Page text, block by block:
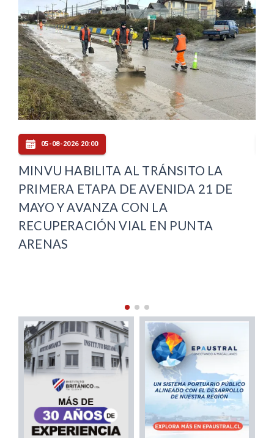
05-08-2026 20:00
MINVU HABILITA AL TRÁNSITO LA
PRIMERA ETAPA DE AVENIDA 21 DE
MAYO Y AVANZA CON LA
RECUPERACIÓN VIAL EN PUNTA
ARENAS